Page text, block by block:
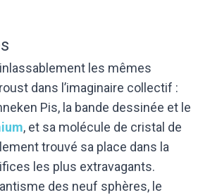
les mêmes
dans l’imaginaire collectif :
Pis, la bande dessinée et le
, et sa molécule de cristal de
trouvé sa place dans la
les plus extravagants.
des neuf sphères, le